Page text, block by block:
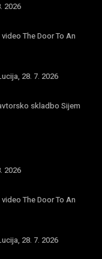
2026
The Door To An
28. 7. 2026
skladbo Sijem
2026
The Door To An
28. 7. 2026